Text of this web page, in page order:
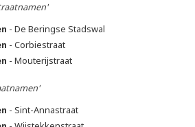
- De Beringse Stadswal
- Corbiestraat
- Mouterijstraat
- Sint-Annastraat